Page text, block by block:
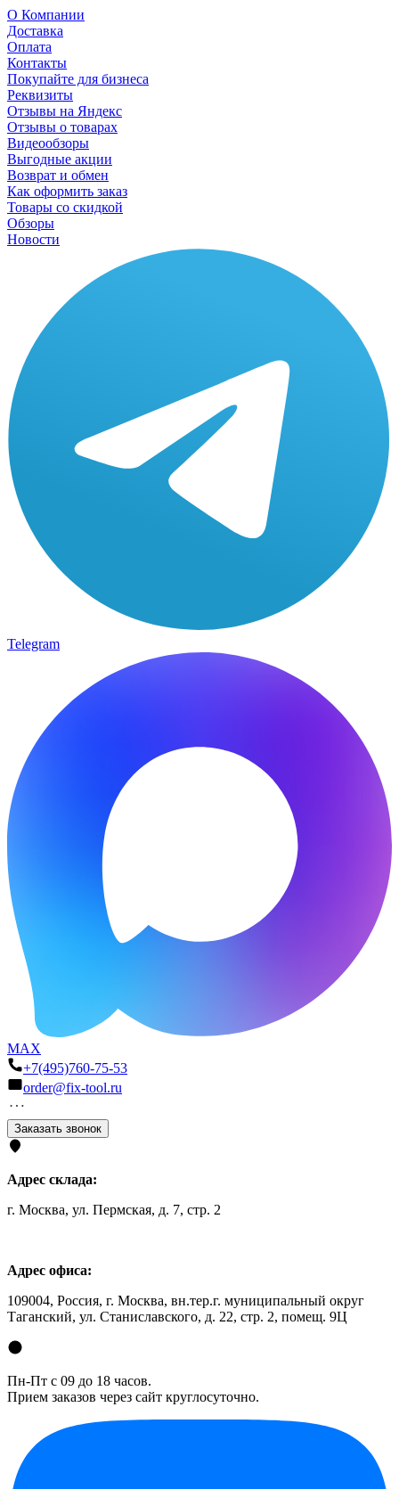
О Компании
Доставка
Оплата
Контакты
Покупайте для бизнеса
Реквизиты
Отзывы на Яндекс
Отзывы о товарах
Видеообзоры
Выгодные акции
Возврат и обмен
Как оформить заказ
Товары со скидкой
Обзоры
Новости
Telegram
MAX
+7(495)760-75-53
order@fix-tool.ru
Заказать звонок
Адрес склада:
г. Москва, ул. Пермская, д. 7, стр. 2
Адрес офиса:
109004, Россия, г. Москва, вн.тер.г. муниципальный округ
Таганский, ул. Станиславского, д. 22, стр. 2, помещ. 9Ц
Пн-Пт с 09 до 18 часов.
Прием заказов через сайт круглосуточно.